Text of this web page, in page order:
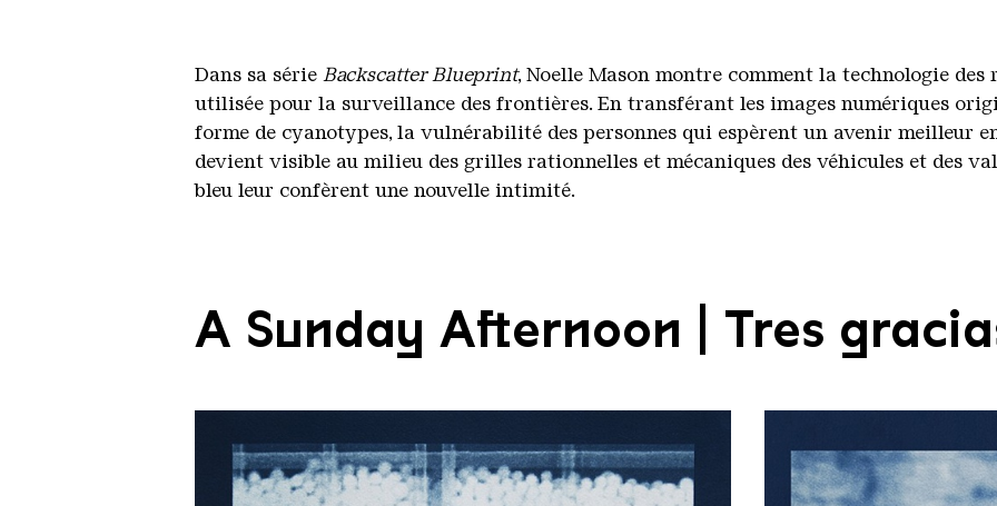
Dans sa série Backscatter Blueprint, Noelle Mason montre comment la technologie
utilisée pour la surveillance des frontières. En transférant les images numériques
forme de cyanotypes, la vulnérabilité des personnes qui espèrent un avenir meilleur
devient visible au milieu des grilles rationnelles et mécaniques des véhicules et des
bleu leur confèrent une nouvelle intimité.
A Sunday Afternoon | Tres